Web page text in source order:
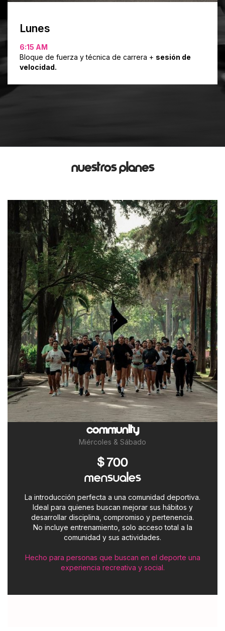
Lunes
6:15 AM
Bloque de fuerza y técnica de carrera + sesión de
velocidad.
NUESTROS PLANES
COMMUNITY
Miércoles & Sábado
$ 700
MENSUALES
La introducción perfecta a una comunidad deportiva.
Ideal para quienes buscan mejorar sus hábitos y
desarrollar disciplina, compromiso y pertenencia.
No incluye entrenamiento, solo acceso total a la
comunidad y sus actividades.
Hecho para personas que buscan en el deporte una
experiencia recreativa y social.